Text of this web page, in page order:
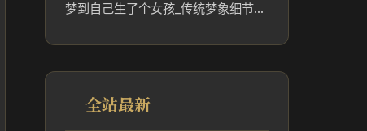
梦到自己生了个女孩_传统梦象细节分析
全站最新